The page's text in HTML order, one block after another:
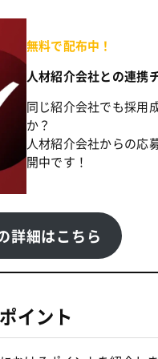
無料で配布中！
人材紹介会社との連携
同じ紹介会社でも採用
か？
人材紹介会社からの応
開中です！
詳細はこちら
イント